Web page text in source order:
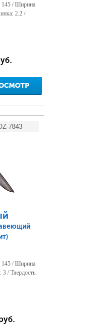
145 / Ширина
2.2 /
7843
145 / Ширина
/ Твердость: